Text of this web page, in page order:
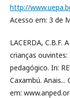
http://
Acesso em: 3 de
LACERDA, C.B.F.
crianças
pedagógico. In:
Caxambú. Anais...
em: